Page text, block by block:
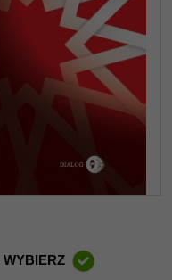
WYBIERZ